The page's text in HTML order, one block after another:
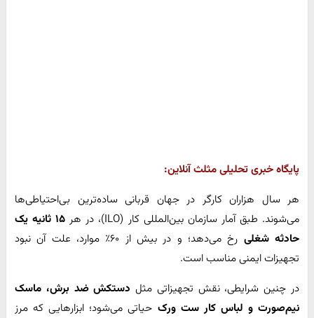
پایگاه خبری تحلیلی مثلث آنلاین:
هر سال هزاران کارگر در جهان قربانی ساده‌ترین بی‌احتیاطی‌ها
می‌شوند. طبق آمار سازمان بین‌المللی کار (ILO)، در هر
۱۵ ثانیه یک
حادثه شغلی
رخ می‌دهد؛ و در بیش از ۶۰٪ موارد، علت آن نبود
تجهیزات ایمنی مناسب است.
در چنین شرایطی، نقش تجهیزاتی مثل دستکش ضد برش، ماسک
نیم‌صورت و لباس کار ست ورک حیاتی می‌شود؛ ابزارهایی که مرز